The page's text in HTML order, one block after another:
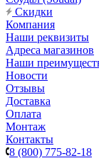
Скидки
Компания
Наши реквизиты
Адреса магазинов
Наши
Новости
Отзывы
Доставка
Оплата
Монтаж
Контакты
8 (800) 775-82-18